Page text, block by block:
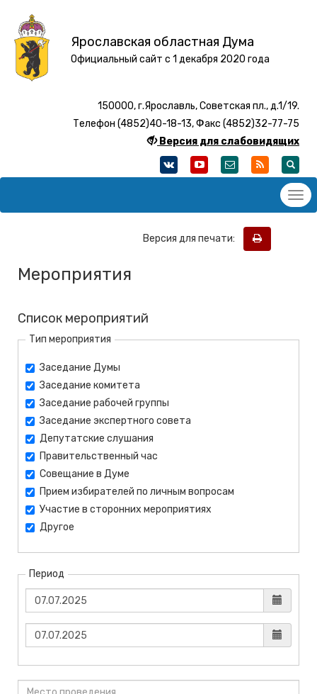
Ярославская областная Дума
Официальный сайт с 1 декабря 2020 года
150000, г.Ярославль, Советская пл., д.1/19.
Телефон (4852)40-18-13, Факс (4852)32-77-75
Версия для слабовидящих
Версия для печати:
Мероприятия
Список мероприятий
Тип мероприятия
Заседание Думы
Заседание комитета
Заседание рабочей группы
Заседание экспертного совета
Депутатские слушания
Правительственный час
Совещание в Думе
Прием избирателей по личным вопросам
Участие в сторонних мероприятиях
Другое
Период